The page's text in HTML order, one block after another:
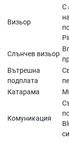
Визьор
С
Слънчев визьор
Вътрешна
подплата
Катарама
Комуникация